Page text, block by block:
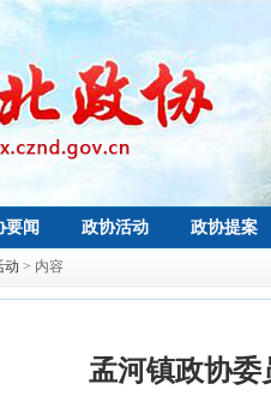
要闻 政协活动 政协提案
动 > 内容
孟河镇政协